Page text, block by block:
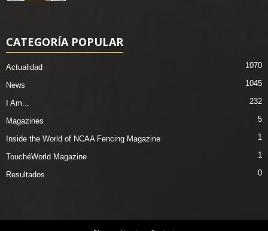
CATEGORÍA POPULAR
Actualidad 1070
News 1045
I Am... 232
Magazines 5
Inside the World of NCAA Fencing Magazine 1
TouchéWorld Magazine 1
Resultados 0